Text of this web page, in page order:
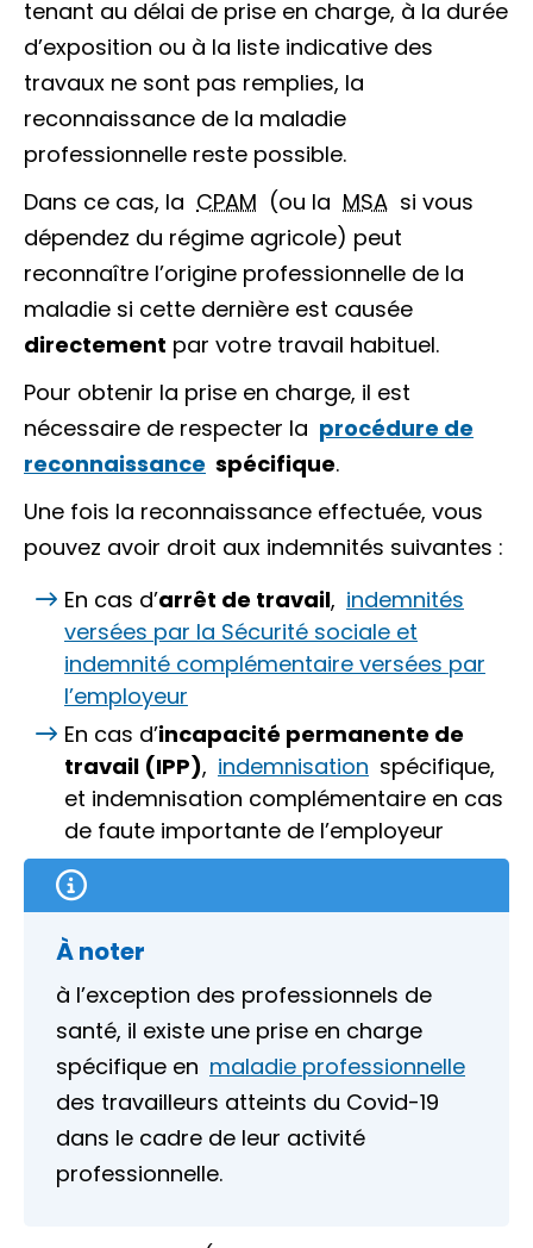
tenant au délai de prise en charge, à la durée
d’exposition ou à la liste indicative des
travaux ne sont pas remplies, la
reconnaissance de la maladie
professionnelle reste possible.
Dans ce cas, la CPAM (ou la MSA si vous
dépendez du régime agricole) peut
reconnaître l’origine professionnelle de la
maladie si cette dernière est causée
directement par votre travail habituel.
Pour obtenir la prise en charge, il est
nécessaire de respecter la procédure de
reconnaissance spécifique.
Une fois la reconnaissance effectuée, vous
pouvez avoir droit aux indemnités suivantes :
En cas d’arrêt de travail, indemnités
versées par la Sécurité sociale et
indemnité complémentaire versées par
l’employeur
En cas d’incapacité permanente de
travail (IPP), indemnisation spécifique,
et indemnisation complémentaire en cas
de faute importante de l’employeur
À noter
à l’exception des professionnels de
santé, il existe une prise en charge
spécifique en maladie professionnelle
des travailleurs atteints du Covid-19
dans le cadre de leur activité
professionnelle.